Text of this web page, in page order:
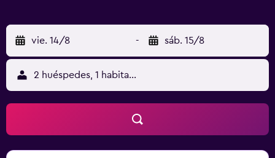
Entre las comodidades especialmente pensadas para las
personas en viaje de negocios se incluyen oficinas,
escritorio y teléfono. Es posible solicitar juegos de cama
hipoalergénicos y tabla de planchar con plancha. Se
ofrece servicio de limpieza todos los días. Los servicios de
ocio y esparcimiento en este hotel incluyen centro de
bienestar. Se pueden practicar las actividades de ocio y
esparcimiento que se indican más abajo en las
instalaciones o cerca del alojamiento (es posible que se
vie. 14/8 - sáb. 15/8
2 huéspedes, 1 habitación